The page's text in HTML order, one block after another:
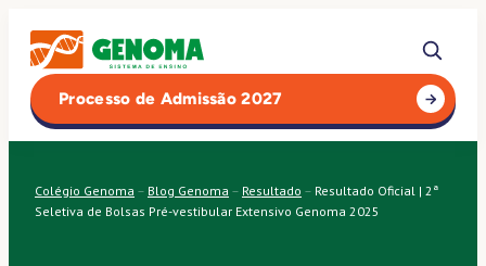
para
conteúdo
Processo de Admissão 2027
Colégio Genoma – Blog Genoma – Resultado – Resultado Oficial | 2ª
Seletiva de Bolsas Pré-vestibular Extensivo Genoma 2025